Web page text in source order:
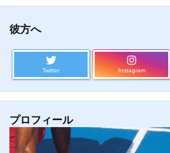
彼方へ
Twitter Instagram
プロフィール